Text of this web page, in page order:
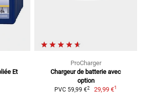
Et
ProCharger
Chargeur de batterie avec
option
PVC 59,99 €2 29,99 €1